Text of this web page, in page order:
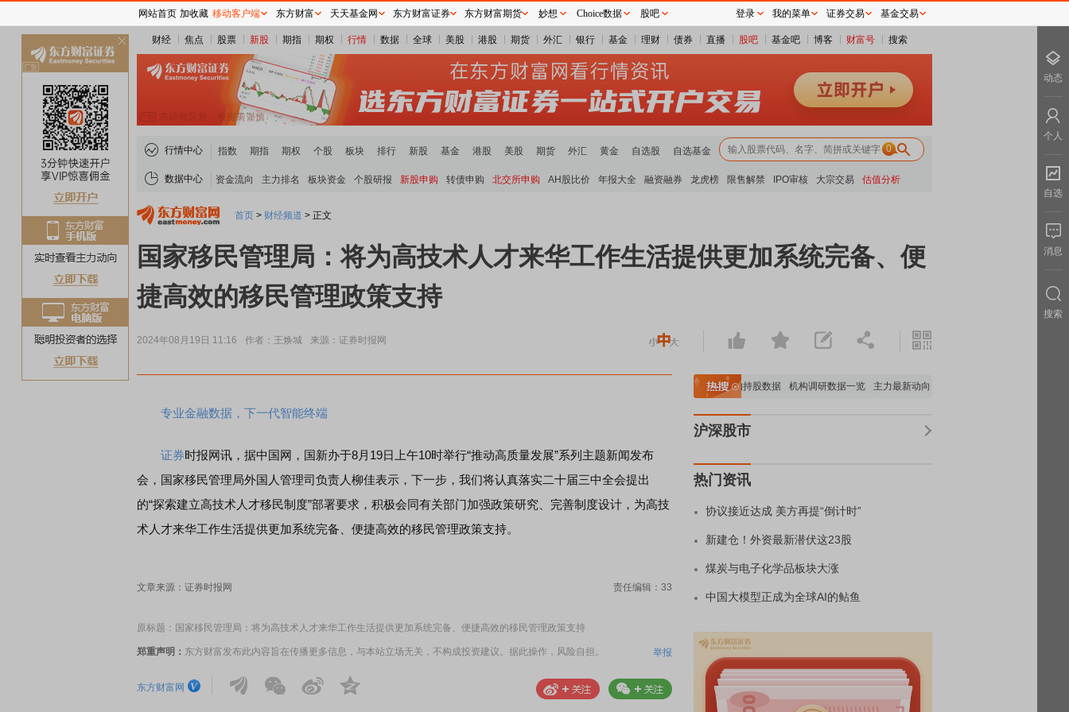
财经 焦点 股票 新股 期指 期权 行情 数据 全球 美股 港股 期货 外汇 银行 基金 理财 债券 直播 股吧 基金吧 博客 财富号 搜索
行情中心 指数 期指 期权 个股 板块 排行 新股 基金 港股 美股 期货 外汇 黄金 自选股 自选基金 0
数据中心 资金流向 主力排名 板块资金 个股研报 新股申购 转债申购 北交所申购 AH股比价 年报大全 融资融券 龙虎榜 限售解禁 IPO审核 大宗交易 估值分析
首页 > 财经频道 > 正文
国家移民管理局：将为高技术人才来华工作生活提供更加系统完备、便
捷高效的移民管理政策支持
2024年08月19日 11:16 作者：王焕城 来源：证券时报网
专业金融数据，下一代智能终端
证券时报网讯，据中国网，国新办于8月19日上午10时举行“推动高质量发展”系列主题新闻发布
会，国家移民管理局外国人管理司负责人柳佳表示，下一步，我们将认真落实二十届三中全会提出
的“探索建立高技术人才移民制度”部署要求，积极会同有关部门加强政策研究、完善制度设计，为高技
术人才来华工作生活提供更加系统完备、便捷高效的移民管理政策支持。
文章来源：证券时报网 责任编辑：33
原标题：国家移民管理局：将为高技术人才来华工作生活提供更加系统完备、便捷高效的移民管理政策支持
郑重声明： 东方财富发布此内容旨在传播更多信息，与本站立场无关，不构成投资建议。据此操作，风险自担。 举报
东方财富网
重要机构持股数据 机构调研数据一览 主力最新动向 上市公司限售股解禁一览
沪深股市
热门资讯
协议接近达成 美方再提“倒计时”
新建仓！外资最新潜伏这23股
煤炭与电子化学品板块大涨
中国大模型正成为全球AI的鲇鱼
网站首页 加收藏 移动客户端 东方财富 天天基金网 东方财富证券 东方财富期货 妙想 Choice数据 股吧 登录 我的菜单 证券交易 基金交易
动态
个人
自选
消息
搜索
关